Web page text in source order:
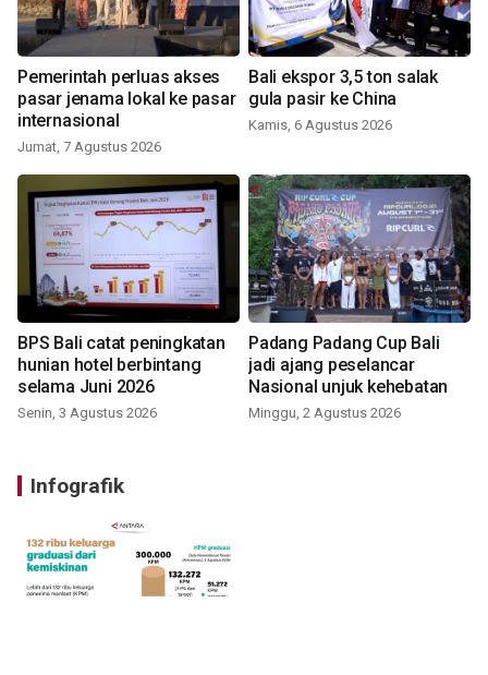
Pemerintah perluas akses
pasar jenama lokal ke pasar
internasional
Jumat, 7 Agustus 2026
Bali ekspor 3,5 ton salak
gula pasir ke China
Kamis, 6 Agustus 2026
BPS Bali catat peningkatan
hunian hotel berbintang
selama Juni 2026
Senin, 3 Agustus 2026
Padang Padang Cup Bali
jadi ajang peselancar
Nasional unjuk kehebatan
Minggu, 2 Agustus 2026
Infografik